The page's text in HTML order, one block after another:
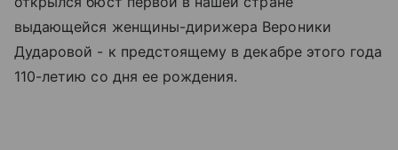
выдающейся женщины-дирижера Вероники
Дударовой - к предстоящему в декабре этого года
110-летию со дня ее рождения.